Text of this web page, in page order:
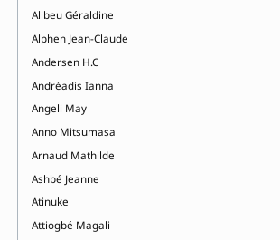
Alibeu Géraldine
Alphen Jean-Claude
Andersen H.C
Andréadis Ianna
Angeli May
Anno Mitsumasa
Arnaud Mathilde
Ashbé Jeanne
Atinuke
Attiogbé Magali